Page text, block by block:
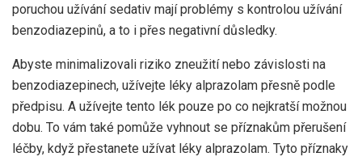
poruchou užívání sedativ mají problémy s kontrolou užívání
benzodiazepinů, a to i přes negativní důsledky.
Abyste minimalizovali riziko zneužití nebo závislosti na
benzodiazepinech, užívejte léky alprazolam přesně podle
předpisu. A užívejte tento lék pouze po co nejkratší možnou
dobu. To vám také pomůže vyhnout se příznakům přerušení
léčby, když přestanete užívat léky alprazolam. Tyto příznaky